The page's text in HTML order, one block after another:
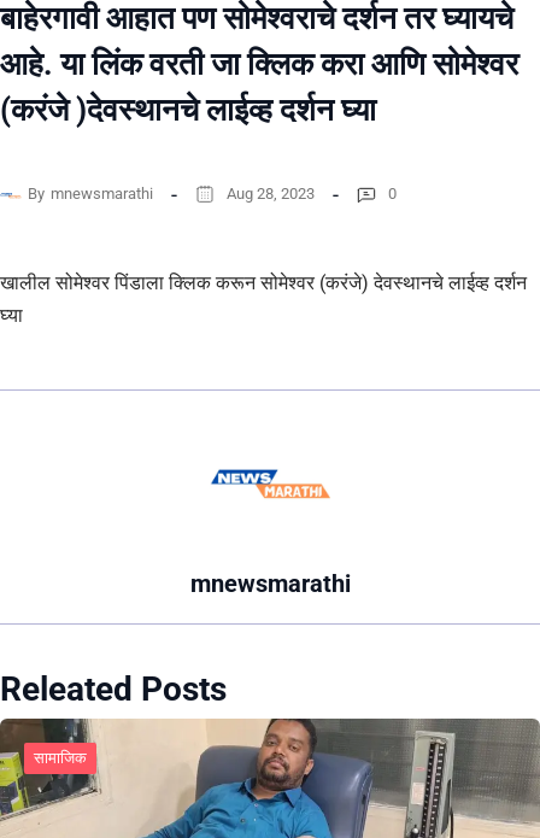
बाहेरगावी आहात पण सोमेश्वराचे दर्शन तर घ्यायचे
आहे. या लिंक वरती जा क्लिक करा आणि सोमेश्वर
(करंजे )देवस्थानचे लाईव्ह दर्शन घ्या
By mnewsmarathi Aug 28, 2023 0
खालील सोमेश्वर पिंडाला क्लिक करून सोमेश्वर (करंजे) देवस्थानचे लाईव्ह दर्शन
घ्या
mnewsmarathi
Releated Posts
सामाजिक